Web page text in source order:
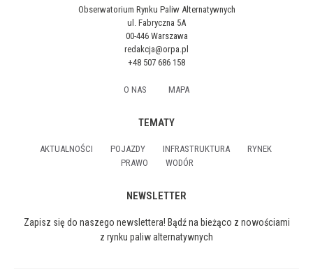
Obserwatorium Rynku Paliw Alternatywnych
ul. Fabryczna 5A
00-446 Warszawa
redakcja@orpa.pl
+48 507 686 158
O NAS MAPA
TEMATY
AKTUALNOŚCI POJAZDY INFRASTRUKTURA
RYNEK
PRAWO
WODÓR
NEWSLETTER
Zapisz się do naszego newslettera! Bądź na bieżąco z nowościami
z rynku paliw alternatywnych